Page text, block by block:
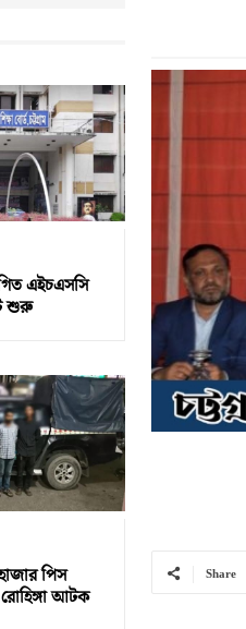
এইচএসসি
শুরু
পিস
রোহিঙ্গা আটক
Share